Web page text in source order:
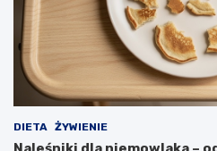
DIETA ŻYWIENIE